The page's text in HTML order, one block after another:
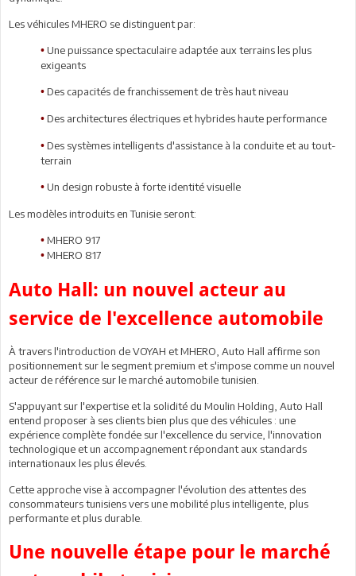
Les véhicules MHERO se distinguent par:
• Une puissance spectaculaire adaptée aux terrains les plus
exigeants
• Des capacités de franchissement de très haut niveau
• Des architectures électriques et hybrides haute performance
• Des systèmes intelligents d'assistance à la conduite et au tout-
terrain
• Un design robuste à forte identité visuelle
Les modèles introduits en Tunisie seront:
• MHERO 917
• MHERO 817
Auto Hall: un nouvel acteur au
service de l'excellence automobile
À travers l'introduction de VOYAH et MHERO, Auto Hall affirme son
positionnement sur le segment premium et s'impose comme un nouvel
acteur de référence sur le marché automobile tunisien.
S'appuyant sur l'expertise et la solidité du Moulin Holding, Auto Hall
entend proposer à ses clients bien plus que des véhicules : une
expérience complète fondée sur l'excellence du service, l'innovation
technologique et un accompagnement répondant aux standards
internationaux les plus élevés.
Cette approche vise à accompagner l'évolution des attentes des
consommateurs tunisiens vers une mobilité plus intelligente, plus
performante et plus durable.
Une nouvelle étape pour le marché